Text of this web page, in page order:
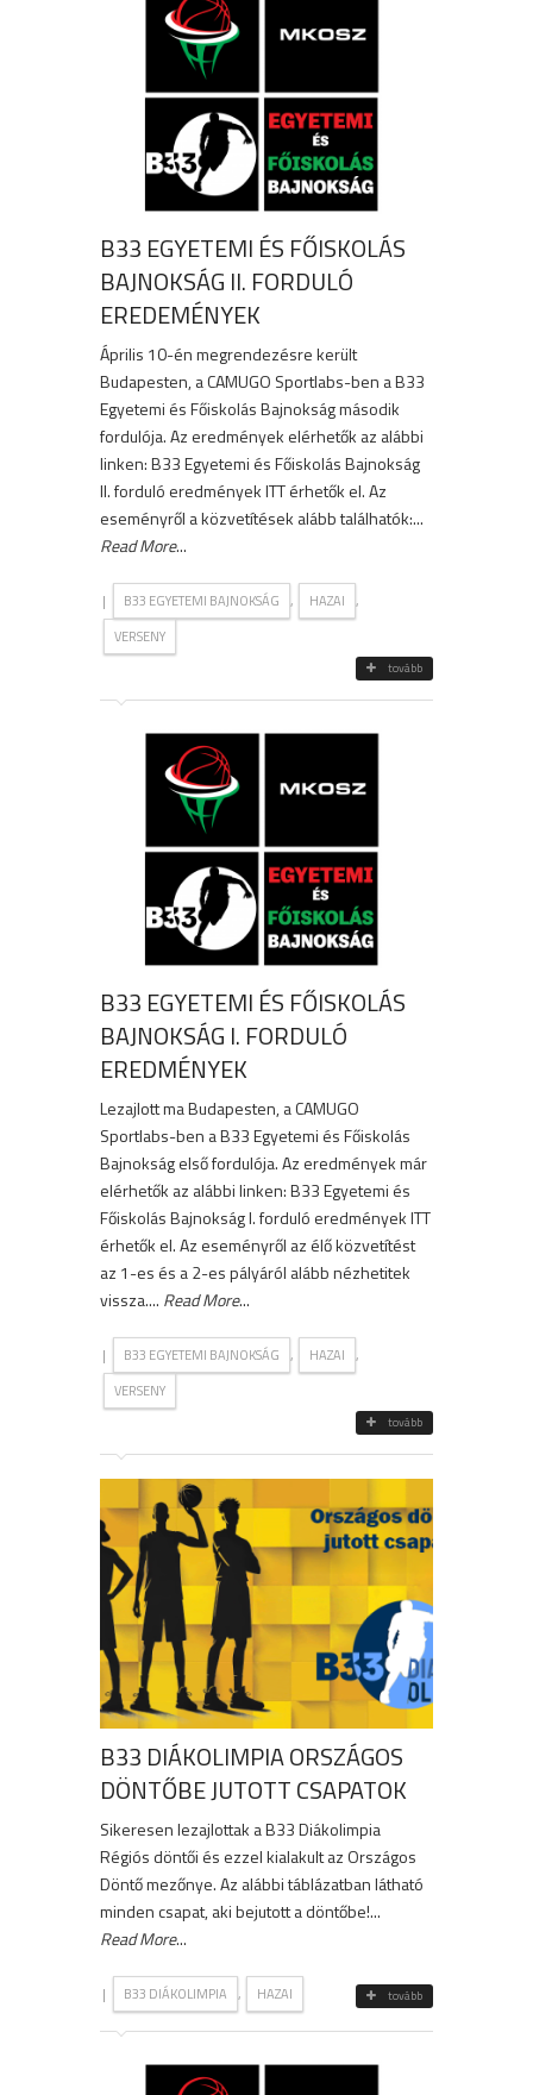
B33 EGYETEMI ÉS FŐISKOLÁS
BAJNOKSÁG II. FORDULÓ
EREDEMÉNYEK
Április 10-én megrendezésre került
Budapesten, a CAMUGO Sportlabs-ben a B33
Egyetemi és Főiskolás Bajnokság második
fordulója. Az eredmények elérhetők az alábbi
linken: B33 Egyetemi és Főiskolás Bajnokság
II. forduló eredmények ITT érhetők el. Az
eseményről a közvetítések alább találhatók:...
Read More...
| B33 EGYETEMI BAJNOKSÁG , HAZAI ,
VERSENY
tovább
B33 EGYETEMI ÉS FŐISKOLÁS
BAJNOKSÁG I. FORDULÓ
EREDMÉNYEK
Lezajlott ma Budapesten, a CAMUGO
Sportlabs-ben a B33 Egyetemi és Főiskolás
Bajnokság első fordulója. Az eredmények már
elérhetők az alábbi linken: B33 Egyetemi és
Főiskolás Bajnokság I. forduló eredmények ITT
érhetők el. Az eseményről az élő közvetítést
az 1-es és a 2-es pályáról alább nézhetitek
vissza.... Read More...
| B33 EGYETEMI BAJNOKSÁG , HAZAI ,
VERSENY
tovább
B33 DIÁKOLIMPIA ORSZÁGOS
DÖNTŐBE JUTOTT CSAPATOK
Sikeresen lezajlottak a B33 Diákolimpia
Régiós döntői és ezzel kialakult az Országos
Döntő mezőnye. Az alábbi táblázatban látható
minden csapat, aki bejutott a döntőbe!...
Read More...
| B33 DIÁKOLIMPIA , HAZAI tovább